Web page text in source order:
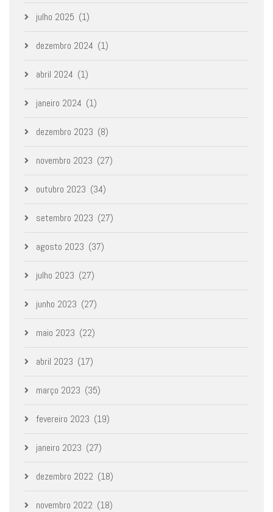
julho 2025 (1)
dezembro 2024 (1)
abril 2024 (1)
janeiro 2024 (1)
dezembro 2023 (8)
novembro 2023 (27)
outubro 2023 (34)
setembro 2023 (27)
agosto 2023 (37)
julho 2023 (27)
junho 2023 (27)
maio 2023 (22)
abril 2023 (17)
março 2023 (35)
fevereiro 2023 (19)
janeiro 2023 (27)
dezembro 2022 (18)
novembro 2022 (18)